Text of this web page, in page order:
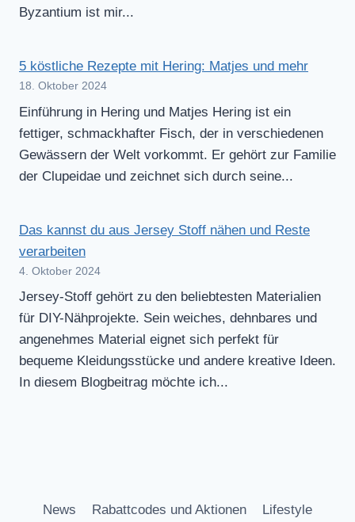
Byzantium ist mir...
5 köstliche Rezepte mit Hering: Matjes und mehr
18. Oktober 2024
Einführung in Hering und Matjes Hering ist ein
fettiger, schmackhafter Fisch, der in verschiedenen
Gewässern der Welt vorkommt. Er gehört zur Familie
der Clupeidae und zeichnet sich durch seine...
Das kannst du aus Jersey Stoff nähen und Reste
verarbeiten
4. Oktober 2024
Jersey-Stoff gehört zu den beliebtesten Materialien
für DIY-Nähprojekte. Sein weiches, dehnbares und
angenehmes Material eignet sich perfekt für
bequeme Kleidungsstücke und andere kreative Ideen.
In diesem Blogbeitrag möchte ich...
News Rabattcodes und Aktionen Lifestyle